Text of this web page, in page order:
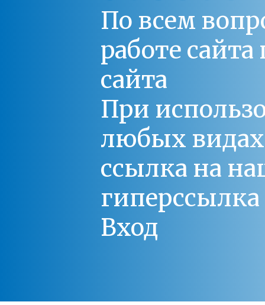
По всем
работе
сайта
При
любых
ссылка на
Вход